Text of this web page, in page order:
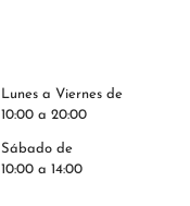
Lunes a Viernes de
10:00 a 20:00
Sábado de
10:00 a 14:00